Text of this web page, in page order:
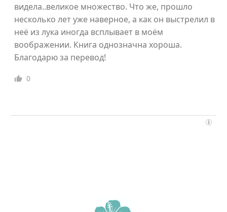
видела..великое множество. Что же, прошло
несколько лет уже наверное, а как он выстрелил в
неё из лука иногда всплывает в моём
воображении. Книга однозначна хороша.
Благодарю за перевод!
0